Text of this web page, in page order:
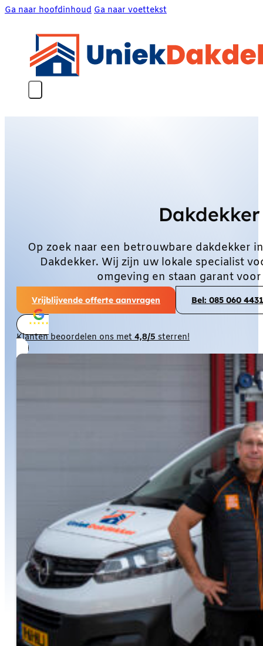
Ga naar hoofdinhoud Ga naar voettekst
Op zoek naar een betrouwbare dakdekker
Dakdekker. Wij zijn uw lokale specialist
omgeving en staan garant
Vrijblijvende offerte aanvragen Bel: 085 060 4431
Klanten beoordelen ons met4,8/5sterren!